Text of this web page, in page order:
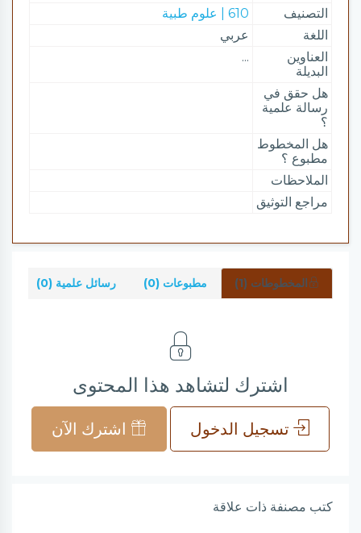
التصنيف
610 | علوم طبية
اللغة
عربي
العناوين
البديلة
...
هل حقق في
رسالة علمية
؟
هل المخطوط
مطبوع ؟
الملاحظات
مراجع التوثيق
المخطوطات (1) مطبوعات (0) رسائل علمية (0)
اشترك لتشاهد هذا المحتوى
تسجيل الدخول اشترك الآن
كتب مصنفة ذات علاقة